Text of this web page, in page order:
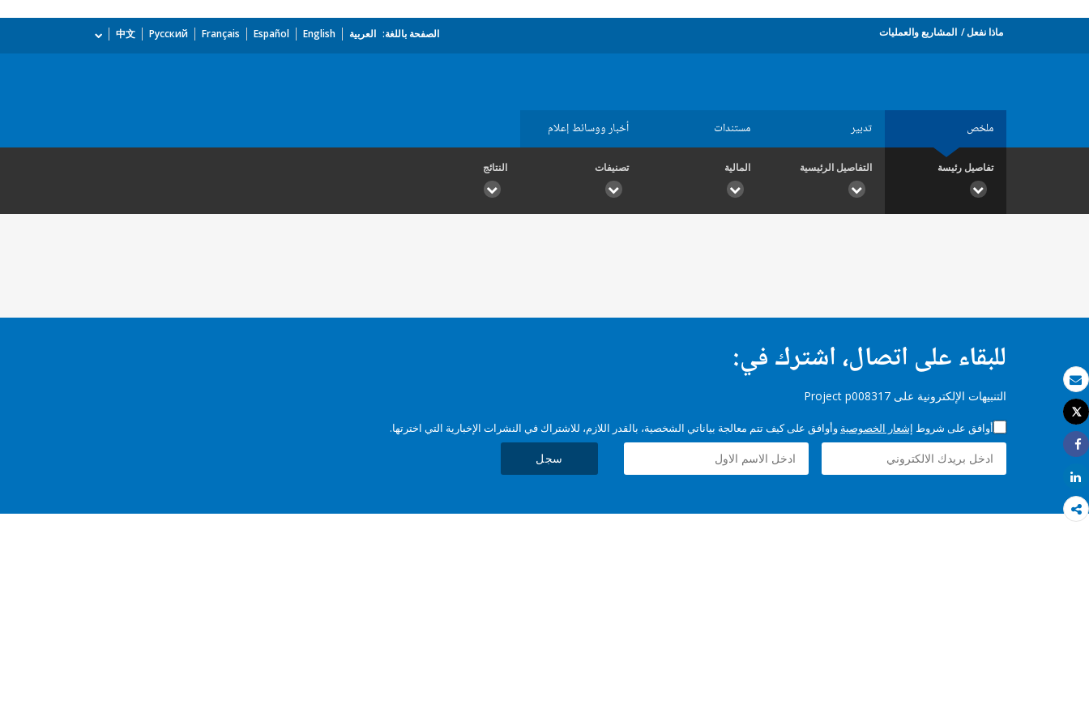
بريد الكتروني
طباعة
Tweet
Share
Share
ماذا نفعل المشاريع والعمليات الصفحة باللغة: العربية English
Español
Français
Русский
中文
ملخص تدبير مستندات أخبار ووسائط إعلام
تفاصيل رئيسة التفاصيل الرئيسية المالية تصنيفات النتائج
للبقاء على اتصال، اشترك في:
التنبيهات الإلكترونية على Project p008317
أوافق على شروط إشعار الخصوصية وأوافق على كيف تتم معالجة بياناتي الشخصية، بالقدر اللازم، للاشتراك في النشرات الإخبارية التي اخترتها.
سجل